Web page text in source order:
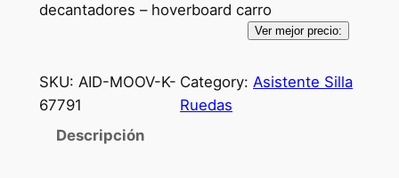
decantadores – hoverboard carro
Ver mejor precio:
SKU: AID-MOOV-K-
67791
Category: Asistente Silla
Ruedas
Descripción